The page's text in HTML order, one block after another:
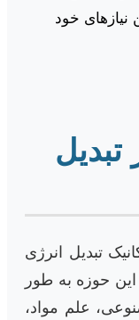
نیازهای خود
تبدیل
تبدیل انرژی
حوزه به طور
علم مواد،